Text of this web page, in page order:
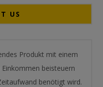
US
Produkt mit einem
beisteuern
benötigt wird.